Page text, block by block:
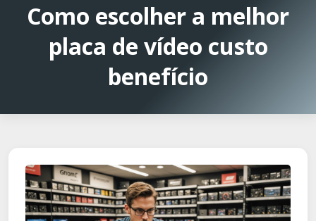
Como escolher a melhor
placa de vídeo custo
benefício